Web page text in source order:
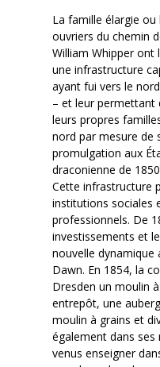
La famille élargie ou
ouvriers du chemin
William Whipper ont
une infrastructure
ayant fui vers le
– et leur permettant
leurs propres
nord par mesure de
promulgation aux
draconienne de
Cette infrastructure
institutions sociales
professionnels. De
investissements et
nouvelle dynamique
Dawn. En 1854, la
Dresden un moulin
entrepôt, une
moulin à grains et
également dans ses
venus enseigner